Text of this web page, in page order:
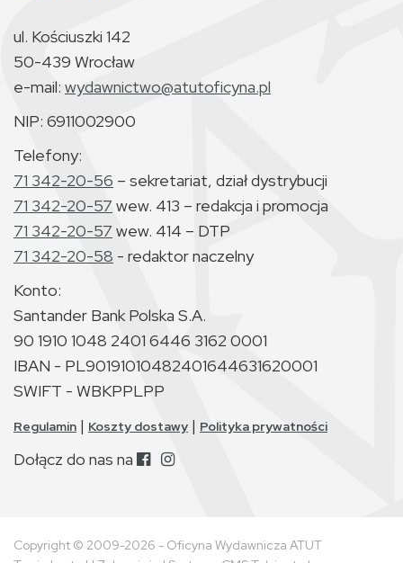
ul. Kościuszki 142
50-439 Wrocław
e-mail: wydawnictwo@atutoficyna.pl
NIP: 6911002900
Telefony:
71 342-20-56 – sekretariat, dział dystrybucji
71 342-20-57 wew. 413 – redakcja i promocja
71 342-20-57 wew. 414 – DTP
71 342-20-58 - redaktor naczelny
Konto:
Santander Bank Polska S.A.
90 1910 1048 2401 6446 3162 0001
IBAN - PL90191010482401644631620001
SWIFT - WBKPPLPP
Regulamin | Koszty dostawy | Polityka prywatności
Dołącz do nas na
Copyright © 2009-2026 - Oficyna Wydawnicza ATUT